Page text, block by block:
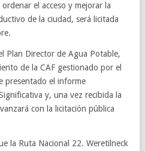
el acceso y mejorar la
de la ciudad, será licitada
Plan Director de Agua Potable,
de la CAF gestionado por el
presentado el informe
y, una vez recibida la
con la licitación pública
la Ruta Nacional 22. Weretilneck